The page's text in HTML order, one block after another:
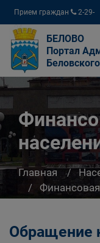
Прием граждан
2-29-
04
БЕЛОВО
Портал
Главная
Обращение